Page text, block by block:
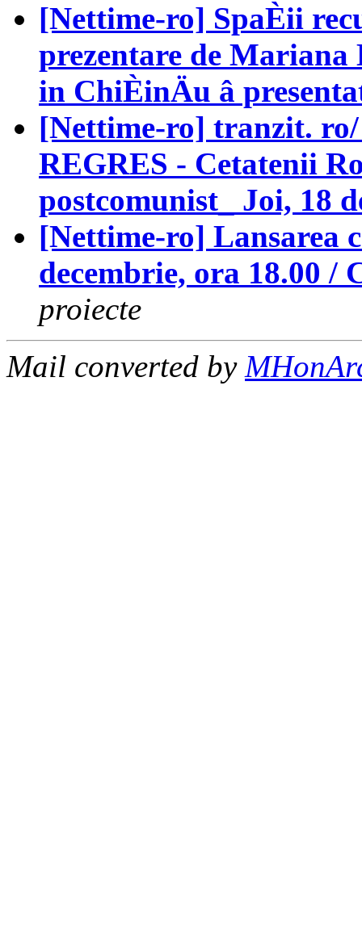
[Nettime-ro] SpaÈii
prezentare de Mariana
in ChiÈinÄu â
[Nettime-ro] tranzit.
REGRES - Cetatenii
postcomunist_ Joi, 18
[Nettime-ro] Lansarea
decembrie, ora 18.00 /
proiecte
Mail converted by